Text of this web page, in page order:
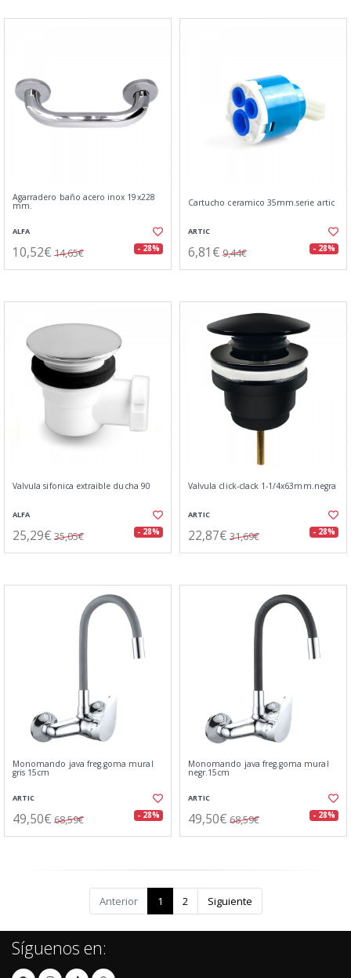
Agarradero baño acero inox 19x228
mm.
ALFA
10,52€ 14,65€ - 28%
Cartucho ceramico 35mm.serie artic
ARTIC
6,81€ 9,44€ - 28%
Valvula sifonica extraible ducha 90
ALFA
25,29€ 35,05€ - 28%
Valvula click-clack 1-1/4x63mm.negra
ARTIC
22,87€ 31,69€ - 28%
Monomando java freg.goma mural
gris 15cm
ARTIC
49,50€ 68,59€ - 28%
Monomando java freg.goma mural
negr.15cm
ARTIC
49,50€ 68,59€ - 28%
Anterior 1 2 Siguiente
Síguenos en: